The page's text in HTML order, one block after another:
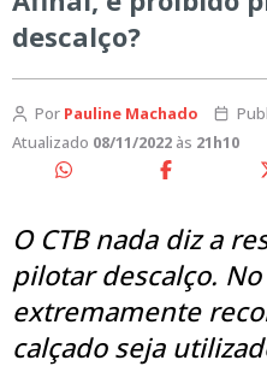
descalço?
Por Pauline Machado
Atualizado 08/11/2022 às 21h10
O CTB nada diz a
pilotar descalço.
extremamente
calçado seja